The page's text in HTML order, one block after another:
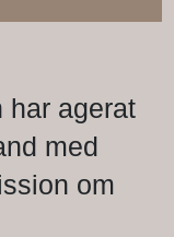
har agerat
med
om